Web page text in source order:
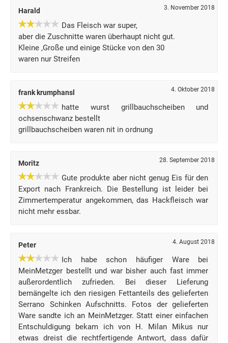
Harald 3. November 2018
Das Fleisch war super,
aber die Zuschnitte waren überhaupt nicht gut.
Kleine ,Große und einige Stücke von den 30
waren nur Streifen
frank krumphansl 4. Oktober 2018
hatte wurst grillbauchscheiben und
ochsenschwanz bestellt
grillbauchscheiben waren nit in ordnung
Moritz 28. September 2018
Gute produkte aber nicht genug Eis für den
Export nach Frankreich. Die Bestellung ist leider bei
Zimmertemperatur angekommen, das Hackfleisch war
nicht mehr essbar.
Peter 4. August 2018
Ich habe schon häufiger Ware bei
MeinMetzger bestellt und war bisher auch fast immer
außerordentlich zufrieden. Bei dieser Lieferung
bemängelte ich den riesigen Fettanteils des gelieferten
Serrano Schinken Aufschnitts. Fotos der gelieferten
Ware sandte ich an MeinMetzger. Statt einer einfachen
Entschuldigung bekam ich von H. Milan Mikus nur
etwas dreist die rechtfertigende Antwort, dass dafür